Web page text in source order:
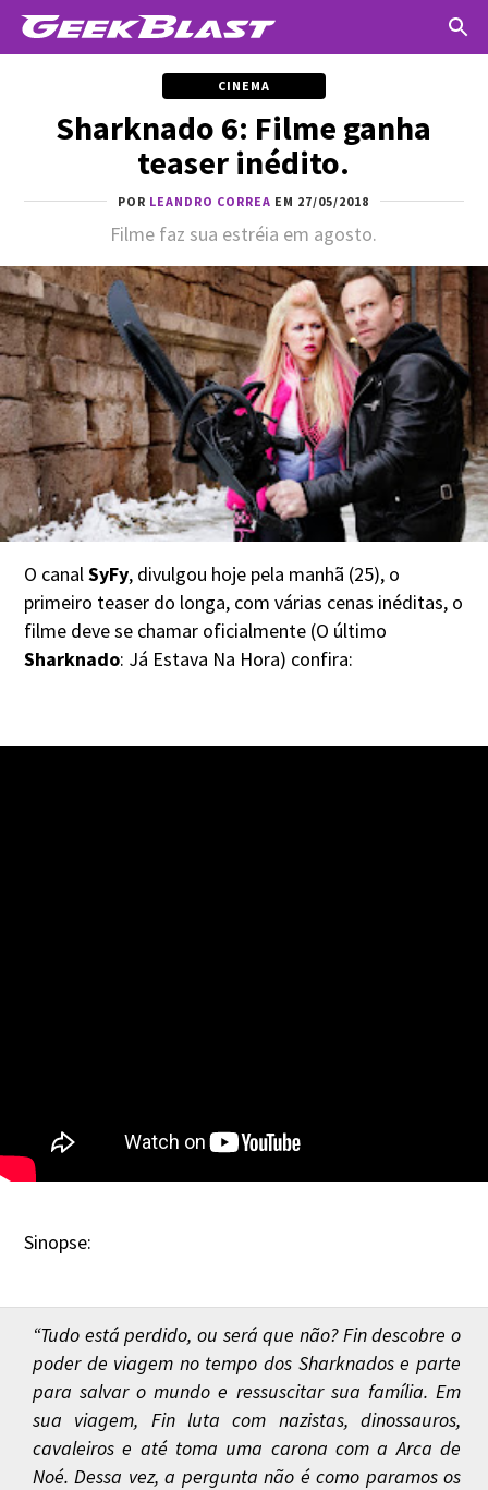
CINEMA
Sharknado 6: Filme ganha
teaser inédito.
POR LEANDRO CORREA EM 27/05/2018
Filme faz sua estréia em agosto.
O canalSyFy, divulgou hoje pela manhã (25), o
primeiro teaser do longa, com várias cenas inéditas, o
filme deve se chamar oficialmente (O último
Sharknado: Já Estava Na Hora) confira:
Sinopse:
“Tudo está perdido, ou será que não? Fin descobre o
poder de viagem no tempo dos Sharknados e parte
para salvar o mundo e ressuscitar sua família. Em
sua viagem, Fin luta com nazistas, dinossauros,
cavaleiros e até toma uma carona com a Arca de
Noé. Dessa vez, a pergunta não é como paramos os